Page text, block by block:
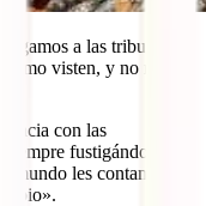
a las tribus por
visten, y no nos
con las
fustigándonos
mundo les contamina.